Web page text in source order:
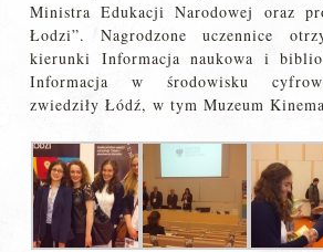
Ministra Edukacji Narodowej oraz
Łodzi”. Nagrodzone uczennice
kierunki Informacja naukowa i
Informacja w środowisku
zwiedziły Łódź, w tym Muzeum